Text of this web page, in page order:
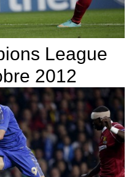
League
2012